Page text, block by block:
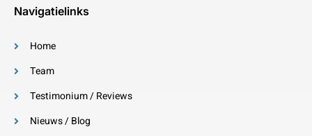
Navigatielinks
Home
Team
Testimonium / Reviews
Nieuws / Blog